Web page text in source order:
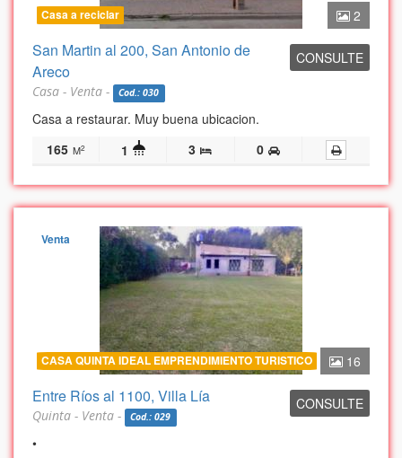
2
Casa a reciclar
CONSULTE
San Martin al 200, San Antonio de
Areco
Casa - Venta - Cod.: 030
Casa a restaurar. Muy buena ubicacion.
165 M2 1 3 0
16
Venta
CASA QUINTA IDEAL EMPRENDIMIENTO TURISTICO
CONSULTE
Entre Ríos al 1100, Villa Lía
Quinta - Venta - Cod.: 029
•